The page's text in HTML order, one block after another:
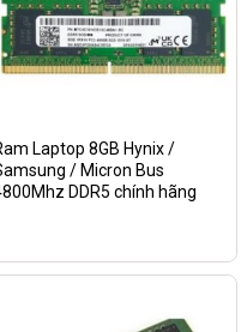
Laptop 8GB Hynix /
/ Micron Bus
DDR5 chính hãng